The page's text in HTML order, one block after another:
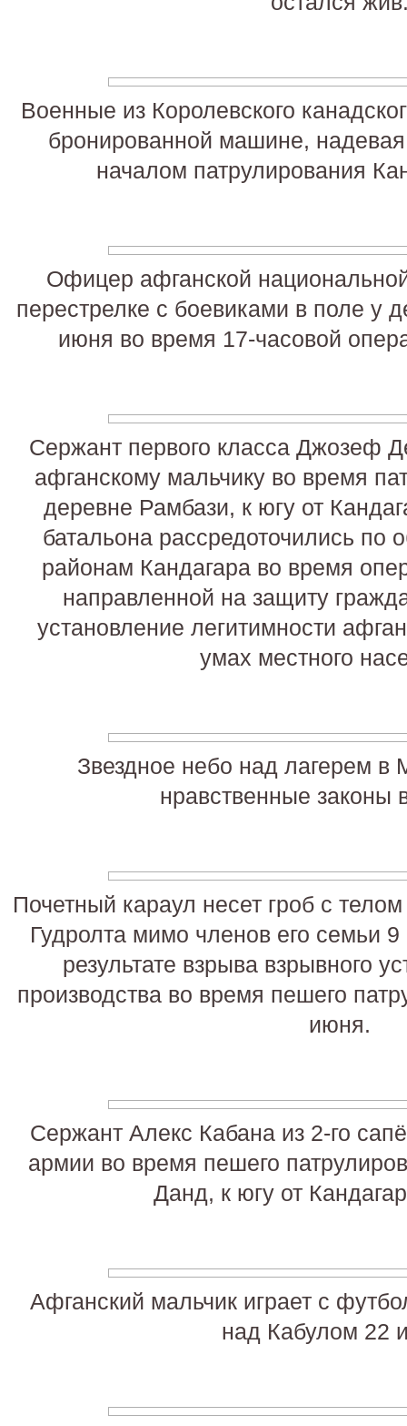
Военные из Королевского
бронированной машине,
началом патрулирования
Офицер афганской
перестрелке с боевиками в поле у
июня во время 17-часовой
Сержант первого класса Джозеф
афганскому мальчику во время
деревне Рамбази, к югу от
батальона рассредоточились
районам Кандагара во время
направленной на защиту
установление легитимности
умах местного
Звездное небо над лагерем
нравственные законы
Почетный караул несет гроб с
Гудролта мимо членов его семьи
результате взрыва взрывного
производства во время пешего
июня.
Сержант Алекс Кабана из 2-го
армии во время пешего
Данд, к югу от
Афганский мальчик играет с
над Кабулом 22